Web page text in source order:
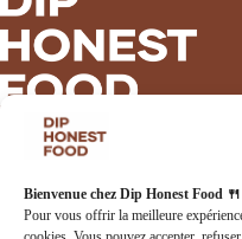
Bienvenue chez Dip Honest Food 🍴
Pour vous offrir la meilleure
INFORMATIONS LÉGALES
Mentions légales
Politique de